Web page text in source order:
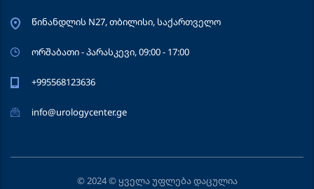
წინანდლის N27, თბილისი, საქართველო
ორშაბათი - პარასკევი, 09:00 - 17:00
+995568123636
info@urologycenter.ge
© 2024 © ყველა უფლება დაცულია